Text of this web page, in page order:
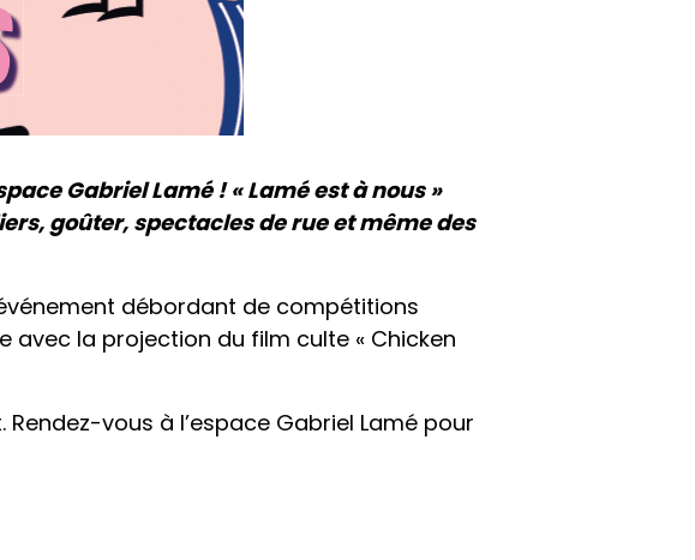
Gabriel Lamé ! « Lamé est à nous »
goûter, spectacles de rue et même des
débordant de compétitions
avec la projection du film culte « Chicken
vous à l’espace Gabriel Lamé pour